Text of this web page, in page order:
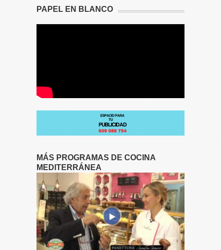
PAPEL EN BLANCO
MÁS PROGRAMAS DE COCINA
MEDITERRÁNEA